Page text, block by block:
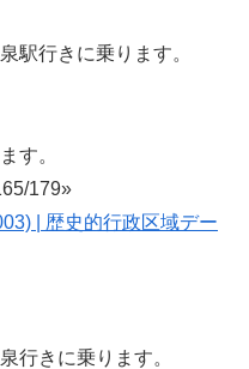
駅行きに乗ります。
す。
179»
| 歴史的行政区域デー
行きに乗ります。